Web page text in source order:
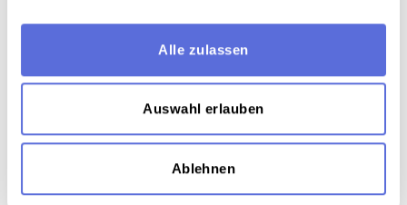
Alle zulassen
Auswahl erlauben
Ablehnen
00:01:39AUDIO
Fiakerlied. Alexander Girardi
00:02:17AUDIO